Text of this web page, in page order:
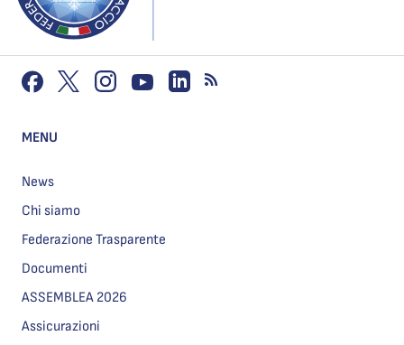
MENU
News
Chi siamo
Federazione Trasparente
Documenti
ASSEMBLEA 2026
Assicurazioni